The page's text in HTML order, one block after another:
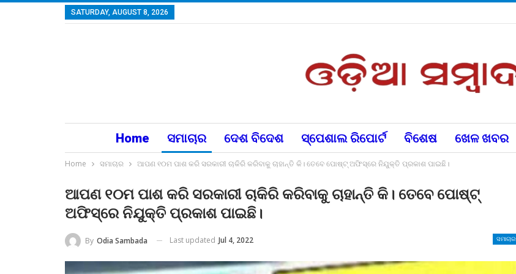
SATURDAY, AUGUST 8, 2026
Home ସମାଚାର ଦେଶ ବିଦେଶ ସ୍ପେଶାଲ ରିପୋର୍ଟ ବିଶେଷ ଖେଳ ଖବର
Home ସମାଚାର ଆପଣ ୧୦ମ ପାଶ କରି ସରକାରୀ ଚାକିରି କରିବାକୁ ଚାହାନ୍ତି କି। ତେବେ ପୋଷ୍ଟ୍ ଅଫିସ୍‌ରେ ନିଯୁକ୍ତି ପ୍ରକାଶ ପାଇଛି।
ଆପଣ ୧୦ମ ପାଶ କରି ସରକାରୀ ଚାକିରି କରିବାକୁ ଚାହାନ୍ତି କି। ତେବେ ପୋଷ୍ଟ୍
ଅଫିସ୍‌ରେ ନିଯୁକ୍ତି ପ୍ରକାଶ ପାଇଛି।
ସମାଚାର
By Odia Sambada Last updated Jul 4, 2022